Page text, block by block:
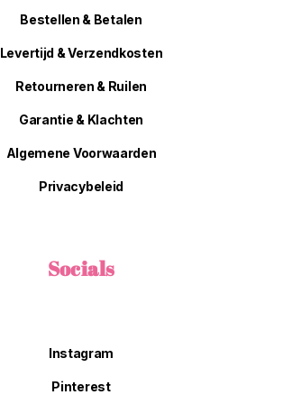
Bestellen & Betalen
Levertijd & Verzendkosten
Retourneren & Ruilen
Garantie & Klachten
Algemene Voorwaarden
Privacybeleid
Socials
Instagram
Pinterest